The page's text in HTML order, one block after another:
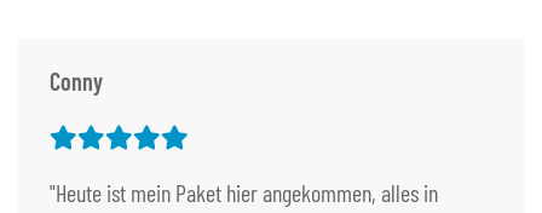
Conny
"Heute ist mein Paket hier angekommen, alles in